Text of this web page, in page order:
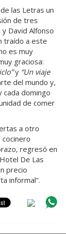
las Letras un
de tres
y David Alfonso
traído a este
es muy
graciosa:
y “Un viaje
del mundo y,
cada domingo
de comer
a otro
cocinero
regresó en
De Las
precio
informal”.